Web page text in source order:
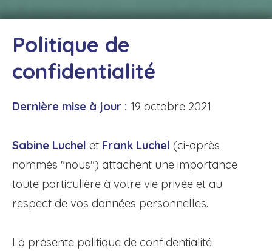
Politique de
confidentialité
Dernière mise à jour : 19 octobre 2021
Sabine Luchel et Frank Luchel (ci-après
nommés "nous") attachent une importance
toute particulière à votre vie privée et au
respect de vos données personnelles.
La présente politique de confidentialité